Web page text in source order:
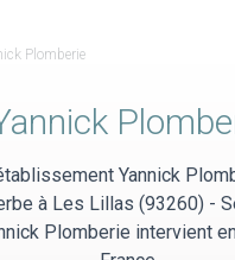
des cookies
Plomberie
Yannick
à Les Lillas (93260) -
Plomberie intervient